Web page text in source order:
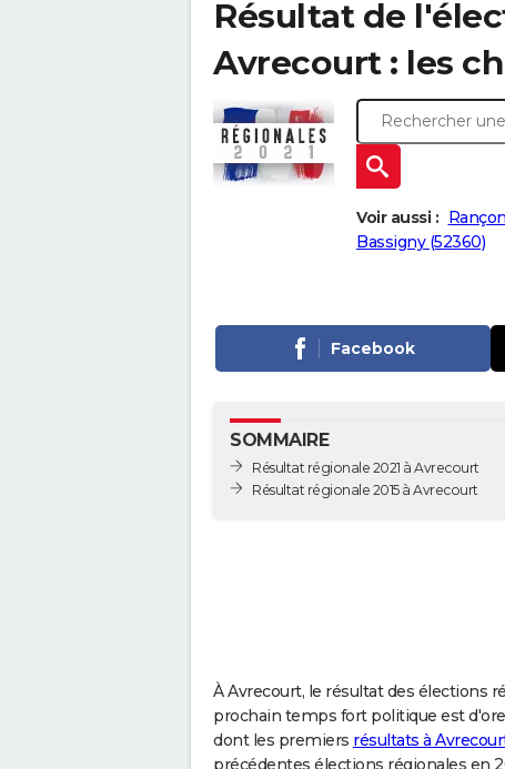
Résultat de
Avrecourt : les
Voir aussi :
Bassigny (52360)
Facebook
SOMMAIRE
Résultat régionale 2021 à Avrecourt
Résultat régionale 2015 à Avrecourt
À Avrecourt, le résultat des élections
prochain temps fort politique est
dont les premiers résultats à
précédentes élections régionales en